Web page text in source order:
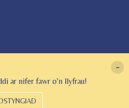
-
ar nifer fawr o'n llyfrau!